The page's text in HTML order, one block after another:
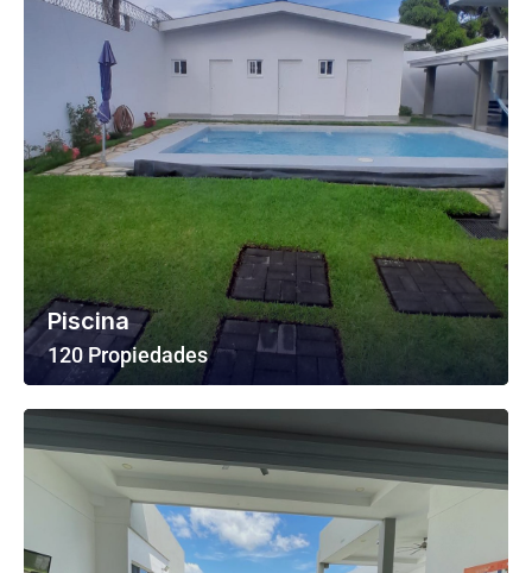
Piscina
120 Propiedades
Ver Todas Las Propiedades